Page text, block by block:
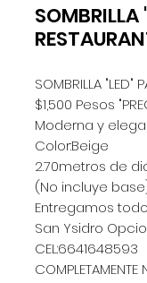
SOMBRILLA "LED"
$1,500 Pesos
Moderna y
Color:Beige
2.70metros de
(No incluye
Entregamos
San Ysidro
CEL:6641648593
COMPLETAMENTE